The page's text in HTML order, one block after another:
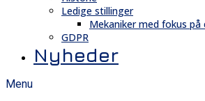
Ledige stillinger
Mekaniker med fokus på
GDPR
Nyheder
Menu